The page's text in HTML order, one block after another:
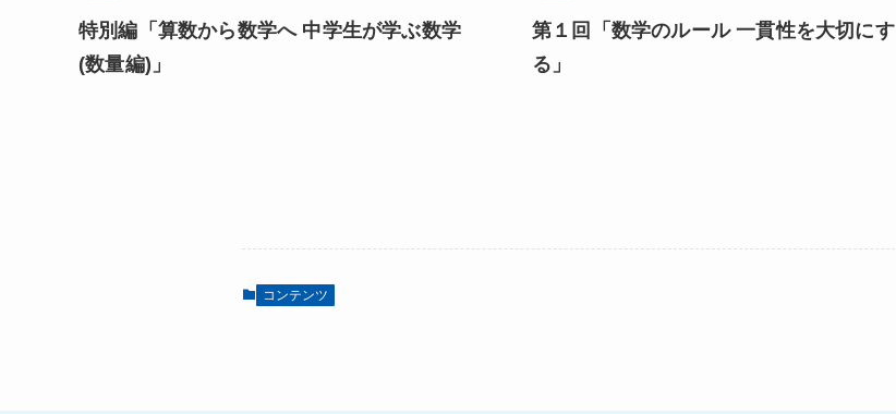
特別編「算数から数学へ 中学生が学ぶ数学
(数量編)」
第１回「数学のルール 一貫性を大切にす
る」
コンテンツ